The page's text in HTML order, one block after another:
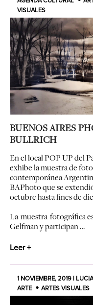
VISUALES
BUENOS AIRES
BULLRICH
En el local POP UP del
exhibe la muestra de
contemporánea
BAPhoto que se
octubre hasta fines de
La muestra fotográfica
Gelfman y participan …
Leer +
1 NOVIEMBRE, 2019 |
ARTE
ARTES VISUALES